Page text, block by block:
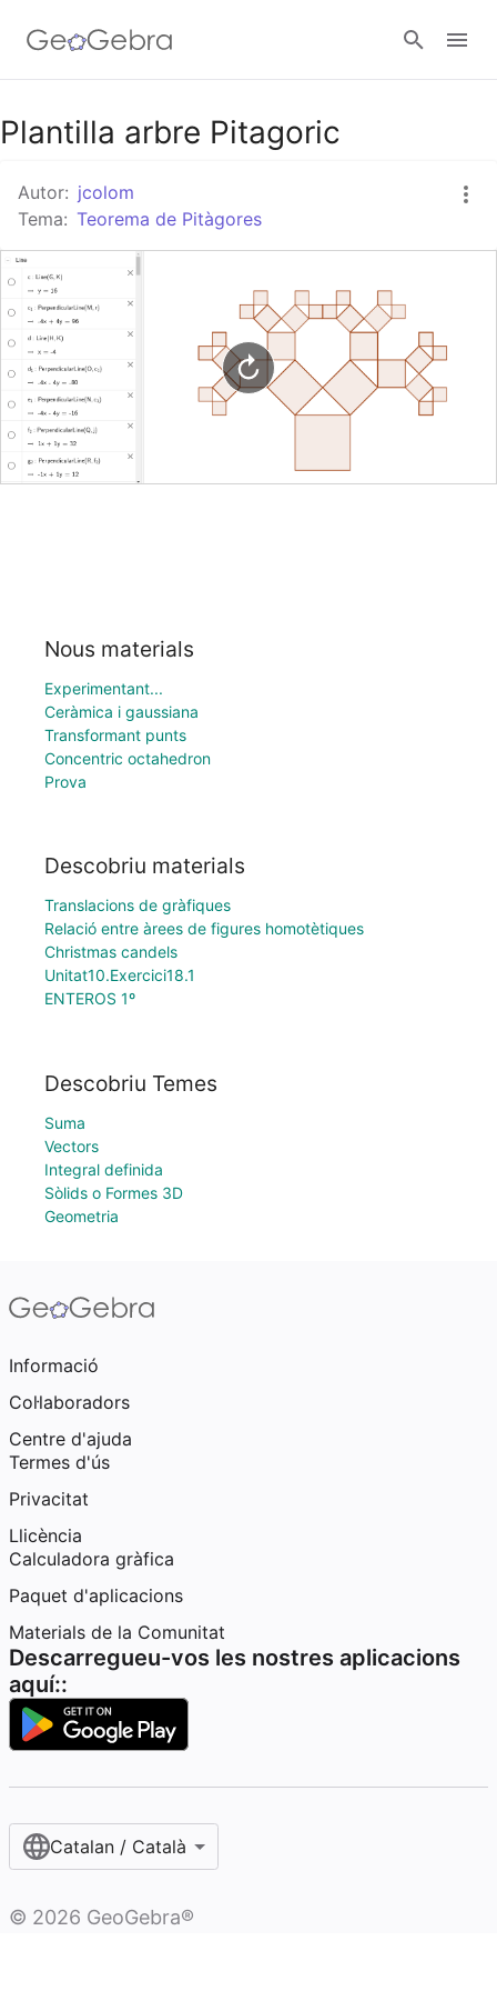
Google Classroom
Aula GeoGebra
Plantilla arbre Pitagoric
Autor: jcolom
Tema: Teorema de Pitàgores
Nous materials
Experimentant...
Ceràmica i gaussiana
Transformant punts
Concentric octahedron
Prova
Descobriu materials
Translacions de gràfiques
Relació entre àrees de figures homotètiques
Christmas candels
Unitat10.Exercici18.1
ENTEROS 1º
Descobriu Temes
Suma
Vectors
Integral definida
Sòlids o Formes 3D
Geometria
Informació
Col·laboradors
Centre d'ajuda
Termes d'ús
Privacitat
Llicència
Calculadora gràfica
Paquet d'aplicacions
Materials de la Comunitat
Descarregueu-vos les nostres aplicacions
aquí::
Catalan / Català
© 2026 GeoGebra®